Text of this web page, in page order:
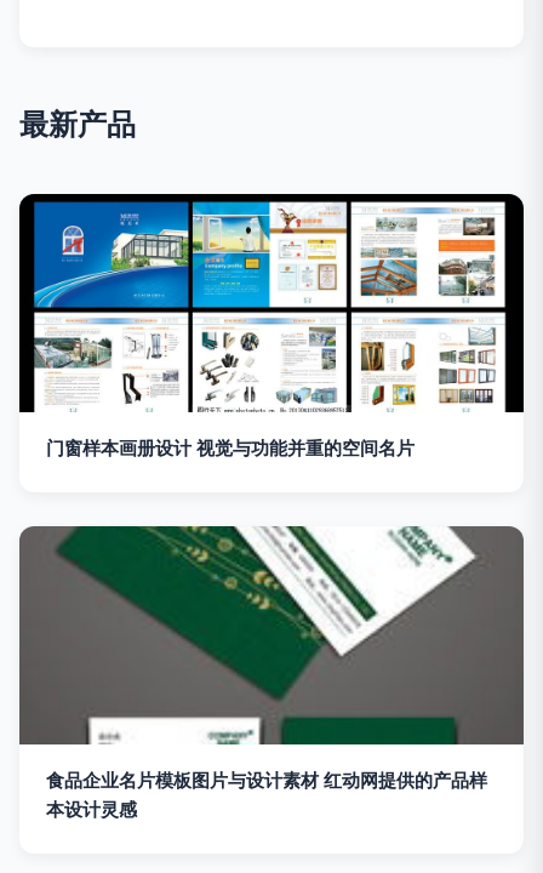
最新产品
门窗样本画册设计 视觉与功能并重的空间名片
食品企业名片模板图片与设计素材 红动网提供的产品样
本设计灵感